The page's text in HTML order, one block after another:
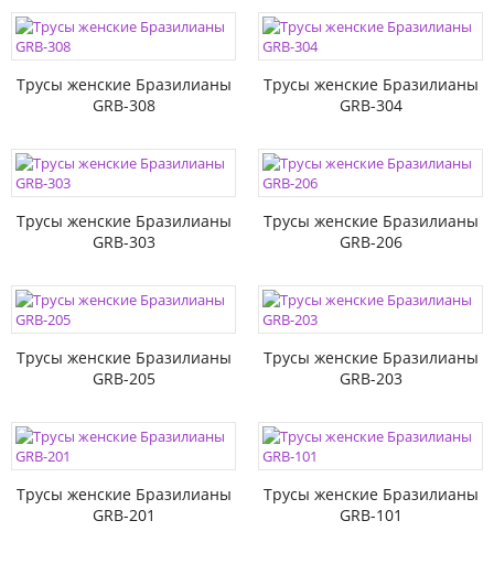
Трусы женские Бразилианы
GRB-308
Трусы женские Бразилианы
GRB-304
Трусы женские Бразилианы
GRB-303
Трусы женские Бразилианы
GRB-206
Трусы женские Бразилианы
GRB-205
Трусы женские Бразилианы
GRB-203
Трусы женские Бразилианы
GRB-201
Трусы женские Бразилианы
GRB-101